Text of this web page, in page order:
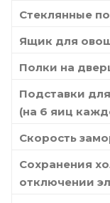
Стеклянные
Ящик для
Полки на
Подставки
(на 6 яиц
Скорость
Сохранения
отключении